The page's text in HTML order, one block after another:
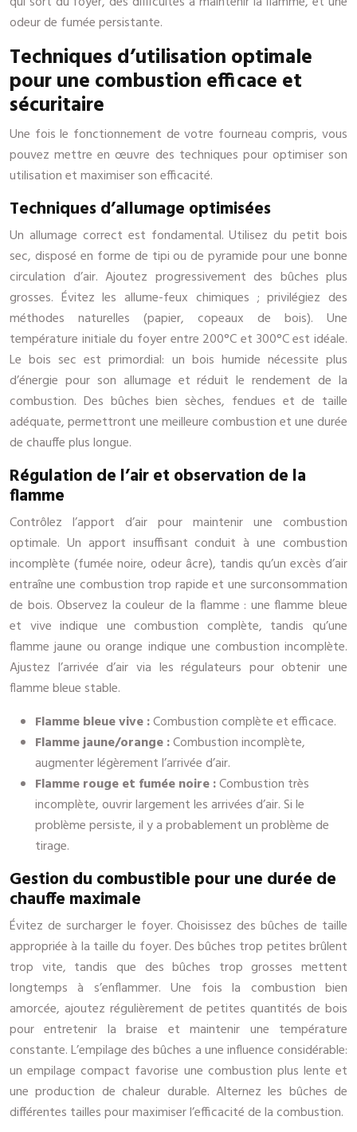
odeur de fumée persistante.
Techniques d’utilisation optimale
pour une combustion efficace et
sécuritaire
Une fois le fonctionnement de votre fourneau compris, vous
pouvez mettre en œuvre des techniques pour optimiser son
utilisation et maximiser son efficacité.
Techniques d’allumage optimisées
Un allumage correct est fondamental. Utilisez du petit bois
sec, disposé en forme de tipi ou de pyramide pour une bonne
circulation d’air. Ajoutez progressivement des bûches plus
grosses. Évitez les allume-feux chimiques ; privilégiez des
méthodes naturelles (papier, copeaux de bois). Une
température initiale du foyer entre 200°C et 300°C est idéale.
Le bois sec est primordial: un bois humide nécessite plus
d’énergie pour son allumage et réduit le rendement de la
combustion. Des bûches bien sèches, fendues et de taille
adéquate, permettront une meilleure combustion et une durée
de chauffe plus longue.
Régulation de l’air et observation de la
flamme
Contrôlez l’apport d’air pour maintenir une combustion
optimale. Un apport insuffisant conduit à une combustion
incomplète (fumée noire, odeur âcre), tandis qu’un excès d’air
entraîne une combustion trop rapide et une surconsommation
de bois. Observez la couleur de la flamme : une flamme bleue
et vive indique une combustion complète, tandis qu’une
flamme jaune ou orange indique une combustion incomplète.
Ajustez l’arrivée d’air via les régulateurs pour obtenir une
flamme bleue stable.
Flamme bleue vive :Combustion complète et efficace.
Flamme jaune/orange :Combustion incomplète,
augmenter légèrement l’arrivée d’air.
Flamme rouge et fumée noire :Combustion très
incomplète, ouvrir largement les arrivées d’air. Si le
problème persiste, il y a probablement un problème de
tirage.
Gestion du combustible pour une durée de
chauffe maximale
Évitez de surcharger le foyer. Choisissez des bûches de taille
appropriée à la taille du foyer. Des bûches trop petites brûlent
trop vite, tandis que des bûches trop grosses mettent
longtemps à s’enflammer. Une fois la combustion bien
amorcée, ajoutez régulièrement de petites quantités de bois
pour entretenir la braise et maintenir une température
constante. L’empilage des bûches a une influence considérable:
un empilage compact favorise une combustion plus lente et
une production de chaleur durable. Alternez les bûches de
différentes tailles pour maximiser l’efficacité de la combustion.